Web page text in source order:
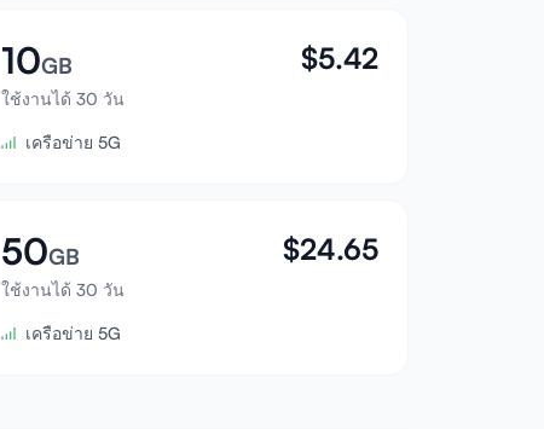
10GB
ใช้งานได้ 30 วัน
$5.42
เครือข่าย 5G
50GB
ใช้งานได้ 30 วัน
$24.65
เครือข่าย 5G